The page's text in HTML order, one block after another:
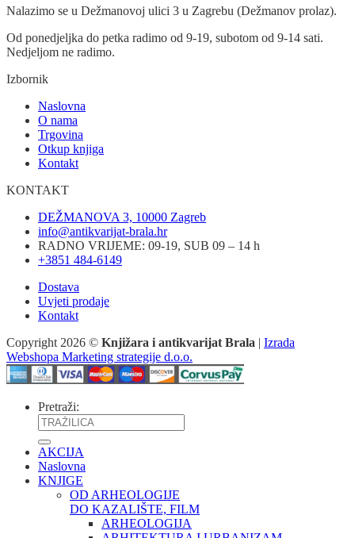
Nalazimo se u Dežmanovoj ulici 3 u Zagrebu (Dežmanov prolaz).
Od ponedjeljka do petka radimo od 9-19, subotom od 9-14 sati.
Nedjeljom ne radimo.
Izbornik
Naslovna
O nama
Trgovina
Otkup knjiga
Kontakt
KONTAKT
DEŽMANOVA 3, 10000 Zagreb
info@antikvarijat-brala.hr
RADNO VRIJEME: 09-19, SUB 09 – 14 h
+3851 484-6149
Dostava
Uvjeti prodaje
Kontakt
Copyright 2026 © Knjižara i antikvarijat Brala | Izrada
Webshopa Marketing strategije d.o.o.
Pretraži:
AKCIJA
Naslovna
KNJIGE
OD ARHEOLOGIJE
DO KAZALIŠTE, FILM
ARHEOLOGIJA